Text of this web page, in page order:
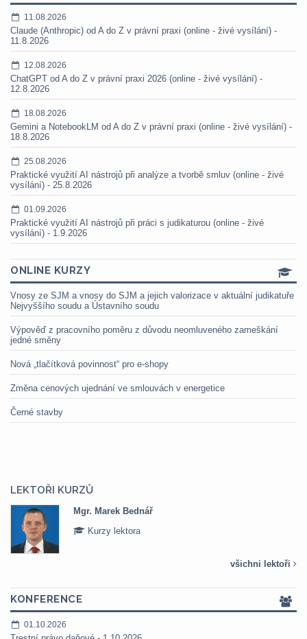
11.08.2026
Claude (Anthropic) od A do Z v právní praxi (online - živé vysílání) -
11.8.2026
12.08.2026
ChatGPT od A do Z v právní praxi 2026 (online - živé vysílání) -
12.8.2026
18.08.2026
Gemini a NotebookLM od A do Z v právní praxi (online - živé vysílání) -
18.8.2026
25.08.2026
Praktické využití AI nástrojů při analýze a tvorbě smluv (online - živé
vysílání) - 25.8.2026
01.09.2026
Praktické využití AI nástrojů při práci s judikaturou (online - živé
vysílání) - 1.9.2026
ONLINE KURZY
Vnosy ze SJM a vnosy do SJM a jejich valorizace v aktuální judikatuře
Nejvyššího soudu a Ústavního soudu
Výpověď z pracovního poměru z důvodu neomluveného zameškání
jedné směny
Nová „tlačítková povinnost“ pro e-shopy
Změna cenových ujednání ve smlouvách v energetice
Černé stavby
LEKTOŘI KURZŮ
Bednář
lektora
všichni lektoři
KONFERENCE
01.10.2026